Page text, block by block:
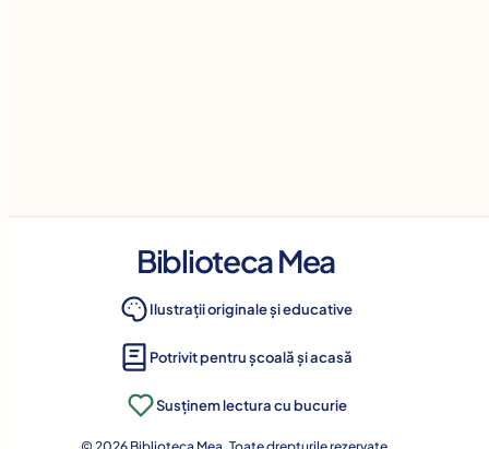
Biblioteca Mea
Ilustrații originale și educative
Potrivit pentru școală și acasă
Susținem lectura cu bucurie